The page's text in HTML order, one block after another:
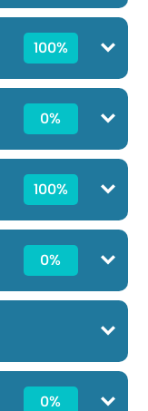
100%
0%
100%
0%
0%